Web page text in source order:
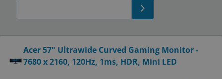
Acer 57" Ultrawide Curved Gaming Monitor -
7680 x 2160, 120Hz, 1ms, HDR, Mini LED
Service